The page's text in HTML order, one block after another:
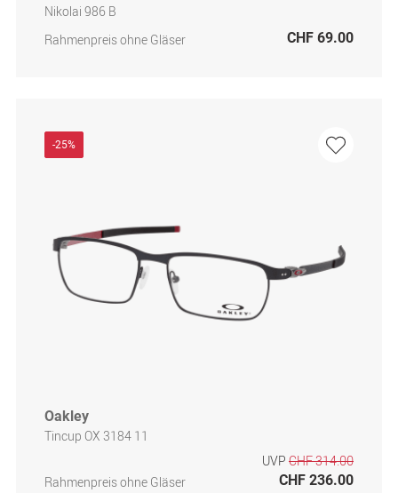
Nikolai 986 B
Rahmenpreis ohne Gläser
CHF 69.00
-25%
Oakley
Tincup OX 3184 11
Rahmenpreis ohne Gläser
UVP CHF 314.00
CHF 236.00